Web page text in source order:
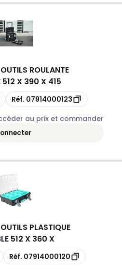
ROULANTE
512 X 390 X 415
Copie
Réf. 07914000123
au prix et commander
PLASTIQUE
512 X 360 X
Copie
Réf. 07914000120